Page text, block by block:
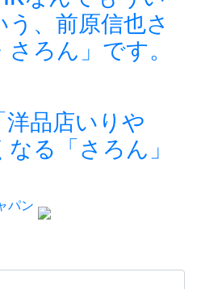
、前原信也さ
ろん」です。
品店いりや
る「さろん」